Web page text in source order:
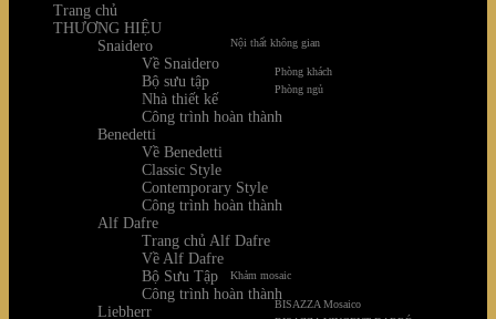
Nội thất không gian
Phòng khách
Phòng ngủ
Khảm mosaic
BISAZZA Mosaico
Trang chủ
THƯƠNG HIỆU
Snaidero
Về Snaidero
Bộ sưu tập
Nhà thiết kế
Công trình hoàn thành
Benedetti
Về Benedetti
Classic Style
Contemporary Style
Công trình hoàn thành
Alf Dafre
Trang chủ Alf Dafre
Về Alf Dafre
Bộ Sưu Tập
Công trình hoàn thành
Liebherr